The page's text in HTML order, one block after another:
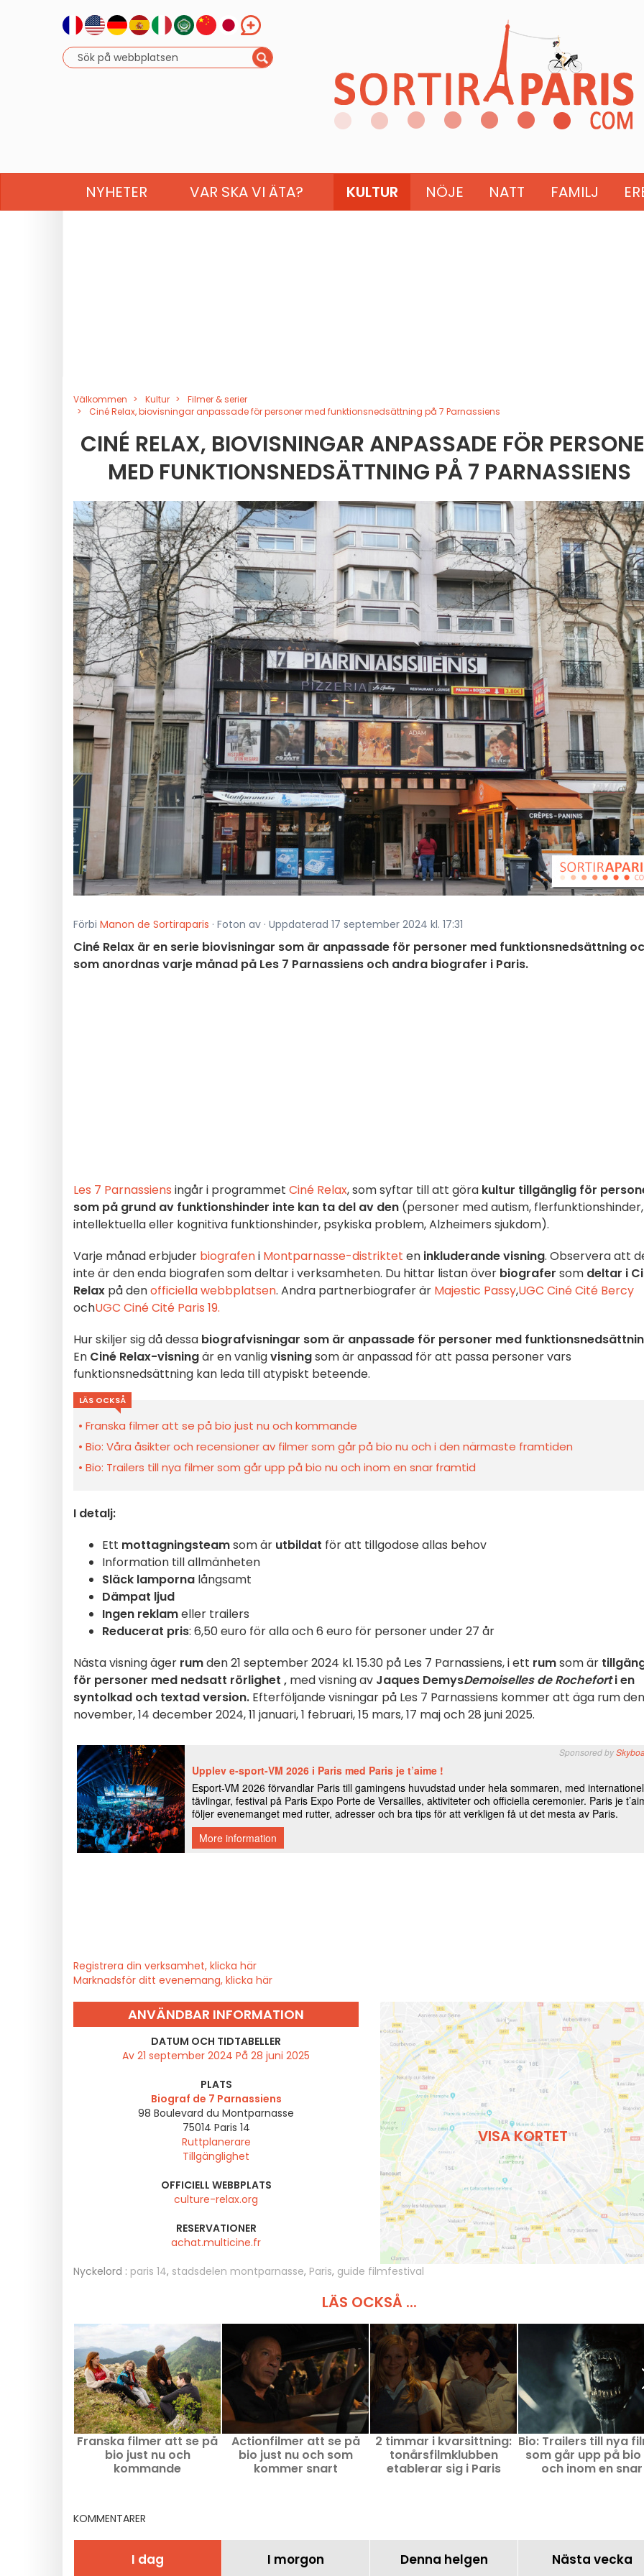
NYHETER VAR SKA VI ÄTA? KULTUR NÖJE NATT FAMILJ
Välkommen Kultur
Filmer & serier
Ciné Relax, biovisningar anpassade för personer med funktionsnedsättning på 7 Parnassiens
CINÉ RELAX, BIOVISNINGAR ANPASSADE FÖR
MED FUNKTIONSNEDSÄTTNING PÅ 7 PARNASSIENS
Förbi Manon de Sortiraparis · Foton av · Uppdaterad 17 september 2024 kl. 17:31
Ciné Relax är en serie biovisningar som är anpassade för personer med funktionsnedsättning
som anordnas varje månad på Les 7 Parnassiens och andra biografer i Paris.
Les 7 Parnassiens ingår i programmet Ciné Relax, som syftar till att göra kultur tillgänglig för
som på grund av funktionshinder inte kan ta del av den (personer med autism, flerfunktionshinder,
intellektuella eller kognitiva funktionshinder, psykiska problem, Alzheimers sjukdom).
Varje månad erbjuder biografeni Montparnasse-distriktet en inkluderande visning. Observera att
inte är den enda biografen som deltar i verksamheten. Du hittar listan över biografer som deltar i
Relax på denofficiella webbplatsen. Andra partnerbiografer är Majestic Passy,UGC Ciné Cité Bercy
ochUGC Ciné Cité Paris 19.
Hur skiljer sig då dessa biografvisningar som är anpassade för personer med
En Ciné Relax-visningär en vanligvisningsom är anpassad för att passa personer vars
funktionsnedsättning kan leda till atypiskt beteende.
LÄS OCKSÅ
Franska filmer att se på bio just nu och kommande
Bio: Våra åsikter och recensioner av filmer som går på bio nu och i den närmaste framtiden
Bio: Trailers till nya filmer som går upp på bio nu och inom en snar framtid
I detalj:
Ett mottagningsteamsom är utbildat för att tillgodose allas behov
Information till allmänheten
Släck lamporna långsamt
Dämpat ljud
Ingen reklameller trailers
Reducerat pris: 6,50 euro för alla och 6 euro för personer under 27 år
Nästa visning äger rumden 21 september 2024 kl. 15.30 på Les 7 Parnassiens, i ett rumsom är
för personer med nedsatt rörlighet , med visning av Jaques DemysDemoiselles de Rocheforti en
syntolkad och textad version. Efterföljande visningar på Les 7 Parnassiens kommer att äga rum
november, 14 december 2024, 11 januari, 1 februari, 15 mars, 17 maj och 28 juni 2025.
Registrera din verksamhet, klicka här
Marknadsför ditt evenemang, klicka här
ANVÄNDBAR INFORMATION
DATUM OCH TIDTABELLER
Av 21 september 2024 På 28 juni 2025
PLATS
Biograf de 7 Parnassiens
98 Boulevard du Montparnasse
75014 Paris 14
Ruttplanerare
Tillgänglighet
OFFICIELL WEBBPLATS
culture-relax.org
RESERVATIONER
achat.multicine.fr
VISA KORTET
Nyckelord : paris 14, stadsdelen montparnasse, Paris, guide filmfestival
LÄS OCKSÅ ...
Franska filmer att se på
bio just nu och
kommande
Actionfilmer att se på
bio just nu och som
kommer snart
2 timmar i kvarsittning:
tonårsfilmklubben
etablerar sig i Paris
Bio: Trailers till nya
som går upp på bio
och inom en snar
KOMMENTARER
I dag I morgon Denna helgen Nästa vecka